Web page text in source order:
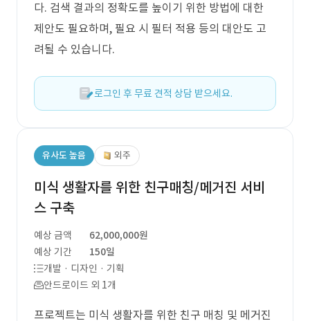
다. 검색 결과의 정확도를 높이기 위한 방법에 대한
제안도 필요하며, 필요 시 필터 적용 등의 대안도 고
려될 수 있습니다.
로그인 후 무료 견적 상담 받으세요.
유사도 높음 외주
미식 생활자를 위한 친구매칭/메거진 서비
스 구축
예상 금액
62,000,000원
예상 기간
150일
개발 · 디자인 · 기획
안드로이드 외 1개
프로젝트는 미식 생활자를 위한 친구 매칭 및 메거진